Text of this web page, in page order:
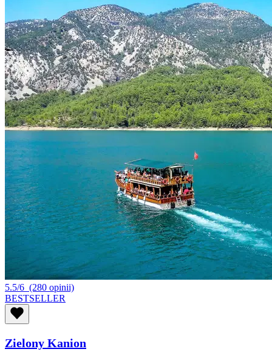
5.5/6 (280 opinii)
BESTSELLER
Zielony Kanion